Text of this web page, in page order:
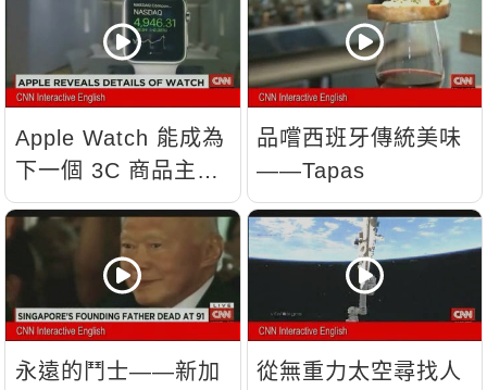
Apple Watch 能成為
下一個 3C 商品主
流？
品嚐西班牙傳統美味
——Tapas
永遠的鬥士——新加
從無重力太空尋找人